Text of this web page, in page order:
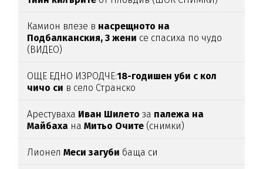
Камион влезе в насрещното на
Подбалканския, 3 жени се спасиха по чудо
(ВИДЕО)
ОЩЕ ЕДНО ИЗРОДЧЕ:18-годишен уби с кол
чичо си в село Странско
Арестуваха Иван Шилетоза палежа на
Майбаха наМитьо Очите (снимки)
Лионел Меси загуби баща си